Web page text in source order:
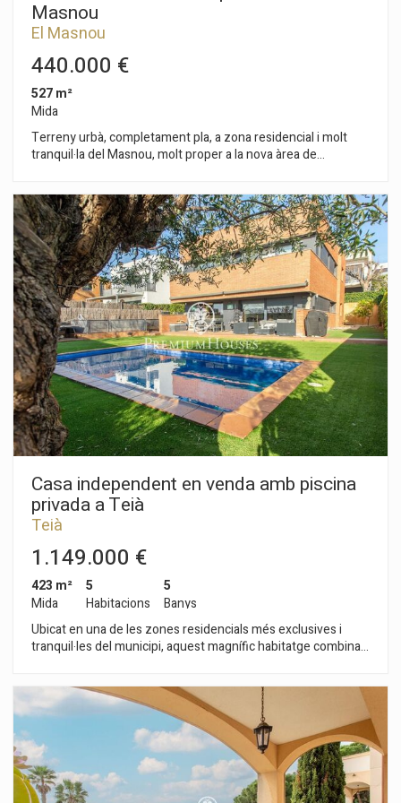
Masnou
El Masnou
440.000 €
527 m²
Mida
Terreny urbà, completament pla, a zona residencial i molt
tranquil·la del Masnou, molt proper a la nova àrea de
amb 18,5 m lineals dample de façana, directa al carrer. L?
edificabilitat és del 30%. Una oportunitat única per invertir en
una zona de gran futur des del punt de vista de la renovació
urbanística, a cavall entre Alella i el Masnou, que actualment
té una gran centralitat per la proximitat a les àrees comercials
i de serveis de les dues poblacions. O de dissenyar la casa
dels seus somnis a 20 minuts de Barcelona ia poc més d'un
km de la platja.
Casa independent en venda amb piscina
privada a Teià
Teià
1.149.000 €
423 m²
Mida
5
Habitacions
5
Banys
Ubicat en una de les zones residencials més exclusives i
tranquil·les del municipi, aquest magnífic habitatge combina
construïts (250 m² útils) i va ser edificada el 2011, oferint un
disseny funcional i actual. A l'exterior, hi destaca un ampli jardí
privat amb piscina, ideal per gaudir a l'aire lliure. La zona de dia
se situa a la planta principal i s'hi accedeix a través d'un
rebedor elegant. En aquesta planta hi trobem un lluminós
saló-menjador de 40 m² amb llar de foc i accés directe al jardí,